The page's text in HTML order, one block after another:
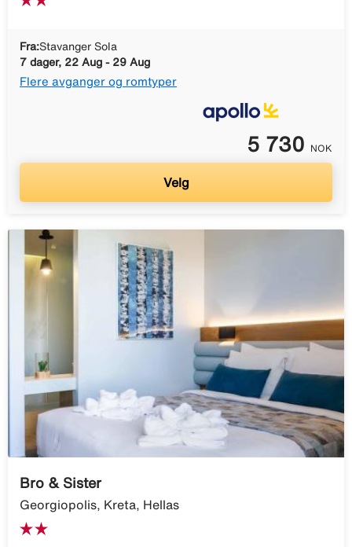
Fra:Stavanger Sola
7 dager, 22 Aug - 29 Aug
Flere avganger og romtyper
5 730 NOK
Velg
Bro & Sister
Georgiopolis, Kreta, Hellas